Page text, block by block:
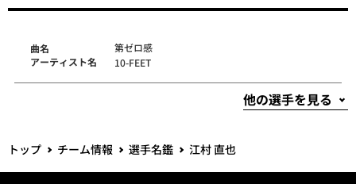
曲名
アーティスト名
第ゼロ感
10-FEET
トップ チーム情報 選手名鑑 江村 直也